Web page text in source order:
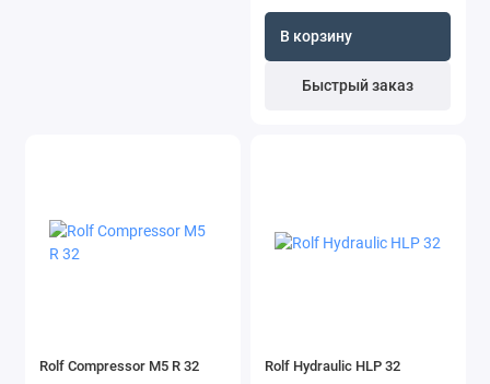
В корзину
Быстрый заказ
Rolf Compressor M5 R 32 Rolf Hydraulic HLP 32